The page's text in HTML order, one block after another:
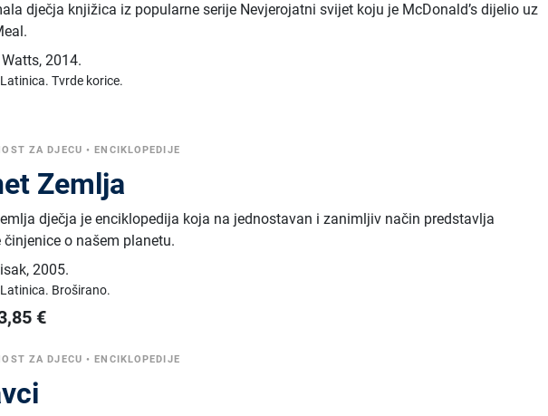
dječja knjižica iz popularne serije Nevjerojatni svijet koju je McDonald’s dijelio uz
,2014.
Latinica.Tvrde korice.
ZA DJECU •ENCIKLOPEDIJE
Zemlja
dječja je enciklopedija koja na jednostavan i zanimljiv način predstavlja
činjenice o našem planetu.
,2005.
Latinica. Broširano.
€
ZA DJECU •ENCIKLOPEDIJE